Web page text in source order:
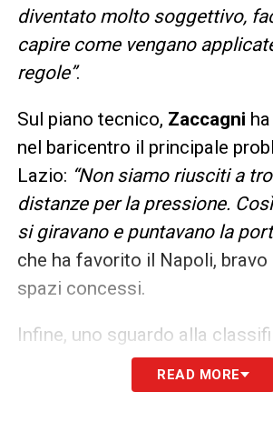
diventato molto soggettivo,
capire come vengano
regole”.
Sul piano tecnico, Zaccagni
nel baricentro il principale
Lazio: “Non siamo riusciti a
distanze per la pressione.
si giravano e puntavano la
che ha favorito il Napoli,
spazi concessi.
Infine, uno sguardo alla
“In questo momento la nostra
anonima e non vogliamo
READ MORE